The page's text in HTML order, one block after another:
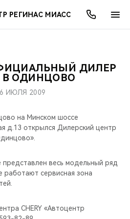
РЕГИНАС МИАСС
МОДЕЛИ
CHERY
АКЦИИСЕРВИСЫ
КОМПАНИИ
ДИЛЕР
В ОДИНЦОВО
ИЮЛЯ 2009
на Минском шоссе
д.13 открылся Дилерский центр
весь модельный ряд
работают сервисная зона
CHERY «Автоцентр